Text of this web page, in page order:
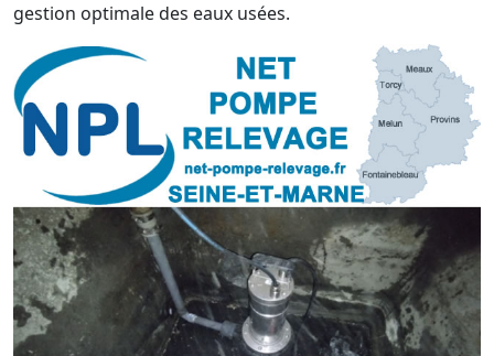
gestion optimale des eaux usées.